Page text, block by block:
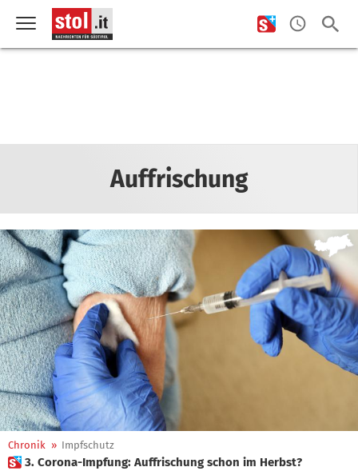
Auffrischung
Chronik » Impfschutz
 3. Corona-Impfung: Auffrischung schon im Herbst?